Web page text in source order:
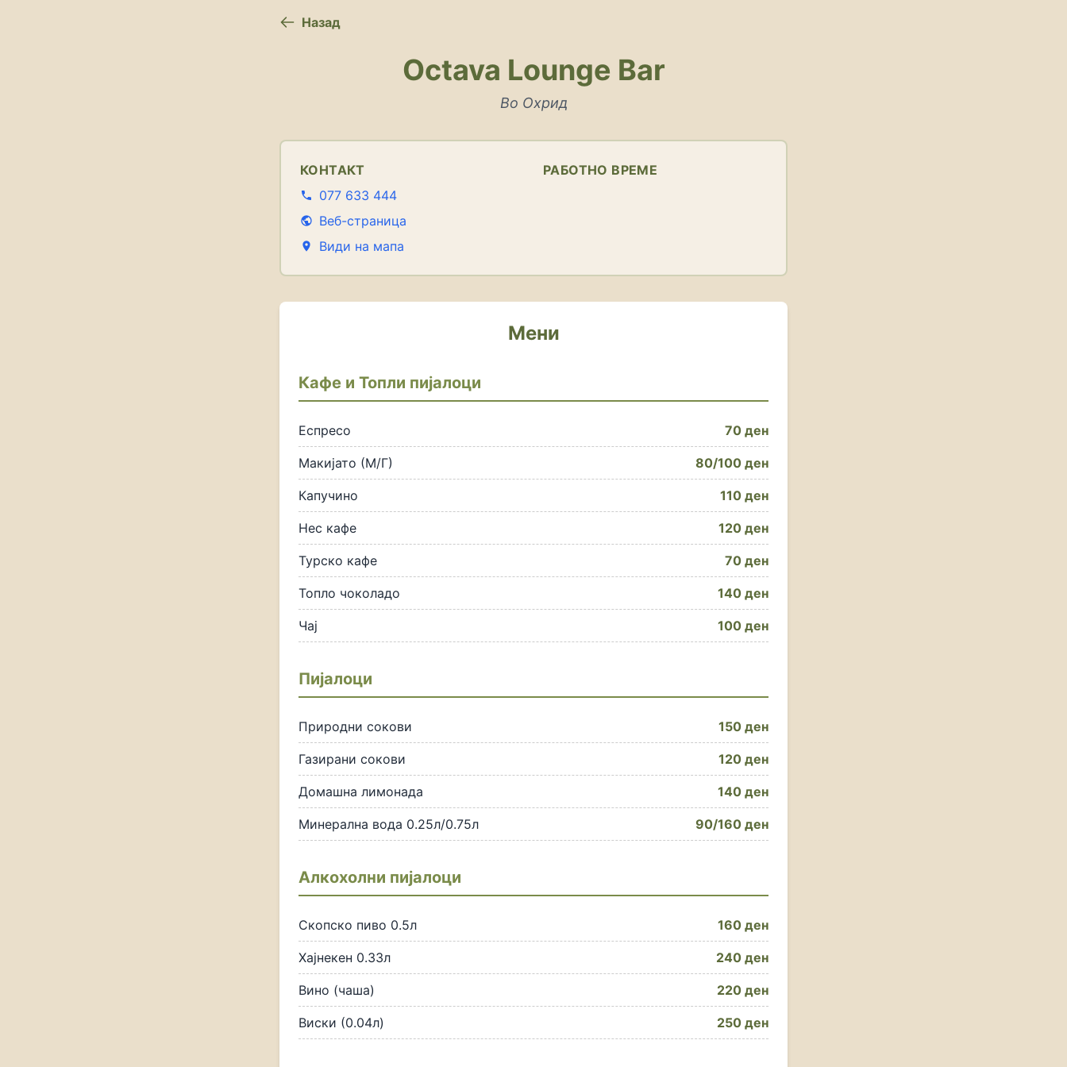
Назад
Octava Lounge Bar
Во Охрид
КОНТАКТ
077 633 444
Веб-страница
Види на мапа
РАБОТНО ВРЕМЕ
Мени
Кафе и Топли пијалоци
Еспресо 70 ден
Макијато (М/Г) 80/100 ден
Капучино 110 ден
Нес кафе 120 ден
Турско кафе 70 ден
Топло чоколадо 140 ден
Чај 100 ден
Пијалоци
Природни сокови 150 ден
Газирани сокови 120 ден
Домашна лимонада 140 ден
Минерална вода 0.25л/0.75л 90/160 ден
Алкохолни пијалоци
Скопско пиво 0.5л 160 ден
Хајнекен 0.33л 240 ден
Вино (чаша) 220 ден
Виски (0.04л) 250 ден